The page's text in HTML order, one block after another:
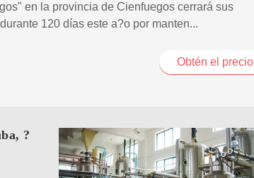
en la provincia de Cienfuegos cerrará sus
120 días este a?o por manten...
Obtén el precio
?